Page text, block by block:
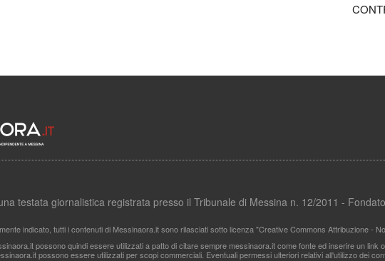
testata giornalistica registrata presso il Tribunale di Messina n. 12/2011 -
indicato, tutti i contenuti di Messinaora.it sono rilasciati sotto licenza "Creative Commons Attribuzione -
possono quindi essere utilizzati a patto di citare sempre messinaora.it come fonte ed inserire un
possono essere utilizzati per scopi commerciali. Eventuali permessi ulteriori relativi all'utilizzo dei